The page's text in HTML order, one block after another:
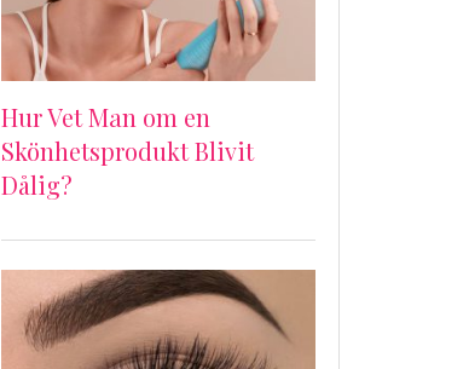
Hur Vet Man om en
Skönhetsprodukt Blivit
Dålig?